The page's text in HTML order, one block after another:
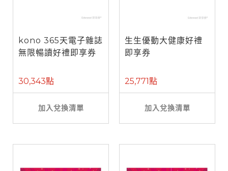
kono 365天電子雜誌
無限暢讀好禮即享券
30,343點
加入兌換清單
生生優動大健康好禮
即享券
25,771點
加入兌換清單